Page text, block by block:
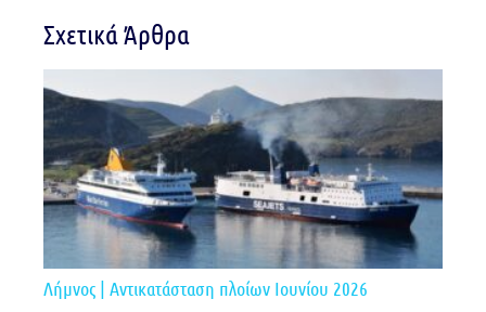
Σχετικά Άρθρα
Λήμνος | Αντικατάσταση πλοίων Ιουνίου 2026